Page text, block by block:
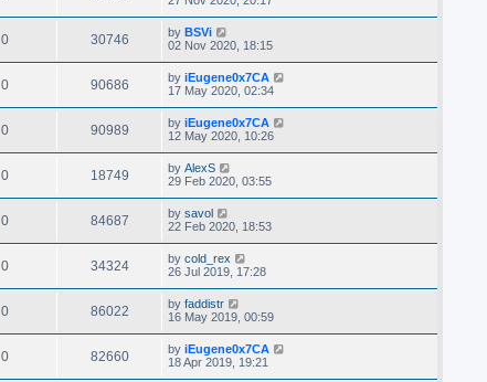
0 30746 by BSVi
02 Nov 2020, 18:15
0 90686 by iEugene0x7CA
17 May 2020, 02:34
0 90989 by iEugene0x7CA
12 May 2020, 10:26
0 18749 by AlexS
29 Feb 2020, 03:55
0 84687 by savol
22 Feb 2020, 18:53
0 34324 by cold_rex
26 Jul 2019, 17:28
0 86022 by faddistr
16 May 2019, 00:59
0 82660 by iEugene0x7CA
18 Apr 2019, 19:21